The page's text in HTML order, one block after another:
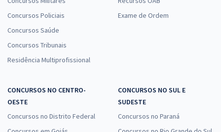
Concursos Policiais
Concursos Saúde
Concursos Tribunais
Residência Multiprofissional
Exame de Ordem
CONCURSOS NO CENTRO-
OESTE
Concursos no Distrito Federal
CONCURSOS NO SUL E
SUDESTE
Concursos no Paraná